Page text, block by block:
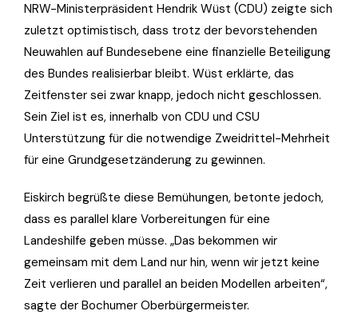
NRW-Ministerpräsident Hendrik Wüst (CDU) zeigte sich
zuletzt optimistisch, dass trotz der bevorstehenden
Neuwahlen auf Bundesebene eine finanzielle Beteiligung
des Bundes realisierbar bleibt. Wüst erklärte, das
Zeitfenster sei zwar knapp, jedoch nicht geschlossen.
Sein Ziel ist es, innerhalb von CDU und CSU
Unterstützung für die notwendige Zweidrittel-Mehrheit
für eine Grundgesetzänderung zu gewinnen.
Eiskirch begrüßte diese Bemühungen, betonte jedoch,
dass es parallel klare Vorbereitungen für eine
Landeshilfe geben müsse. „Das bekommen wir
gemeinsam mit dem Land nur hin, wenn wir jetzt keine
Zeit verlieren und parallel an beiden Modellen arbeiten“,
sagte der Bochumer Oberbürgermeister.